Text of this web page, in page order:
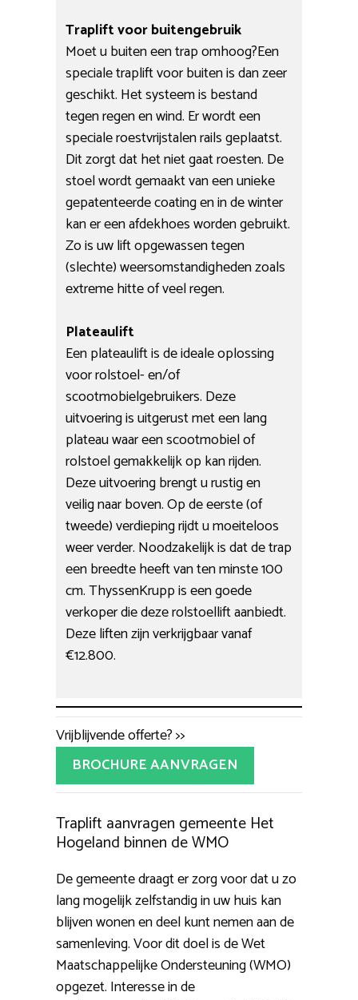
Traplift voor buitengebruik
Moet u buiten een trap omhoog?Een
speciale traplift voor buiten is dan zeer
geschikt. Het systeem is bestand
tegen regen en wind. Er wordt een
speciale roestvrijstalen rails geplaatst.
Dit zorgt dat het niet gaat roesten. De
stoel wordt gemaakt van een unieke
gepatenteerde coating en in de winter
kan er een afdekhoes worden gebruikt.
Zo is uw lift opgewassen tegen
(slechte) weersomstandigheden zoals
extreme hitte of veel regen.
Plateaulift
Een plateaulift is de ideale oplossing
voor rolstoel- en/of
scootmobielgebruikers. Deze
uitvoering is uitgerust met een lang
plateau waar een scootmobiel of
rolstoel gemakkelijk op kan rijden.
Deze uitvoering brengt u rustig en
veilig naar boven. Op de eerste (of
tweede) verdieping rijdt u moeiteloos
weer verder. Noodzakelijk is dat de trap
een breedte heeft van ten minste 100
cm. ThyssenKrupp is een goede
verkoper die deze rolstoellift aanbiedt.
Deze liften zijn verkrijgbaar vanaf
€12.800.
Vrijblijvende offerte? >>
BROCHURE AANVRAGEN
Traplift aanvragen gemeente Het
Hogeland binnen de WMO
De gemeente draagt er zorg voor dat u zo
lang mogelijk zelfstandig in uw huis kan
blijven wonen en deel kunt nemen aan de
samenleving. Voor dit doel is de Wet
Maatschappelijke Ondersteuning (WMO)
opgezet. Interesse in de